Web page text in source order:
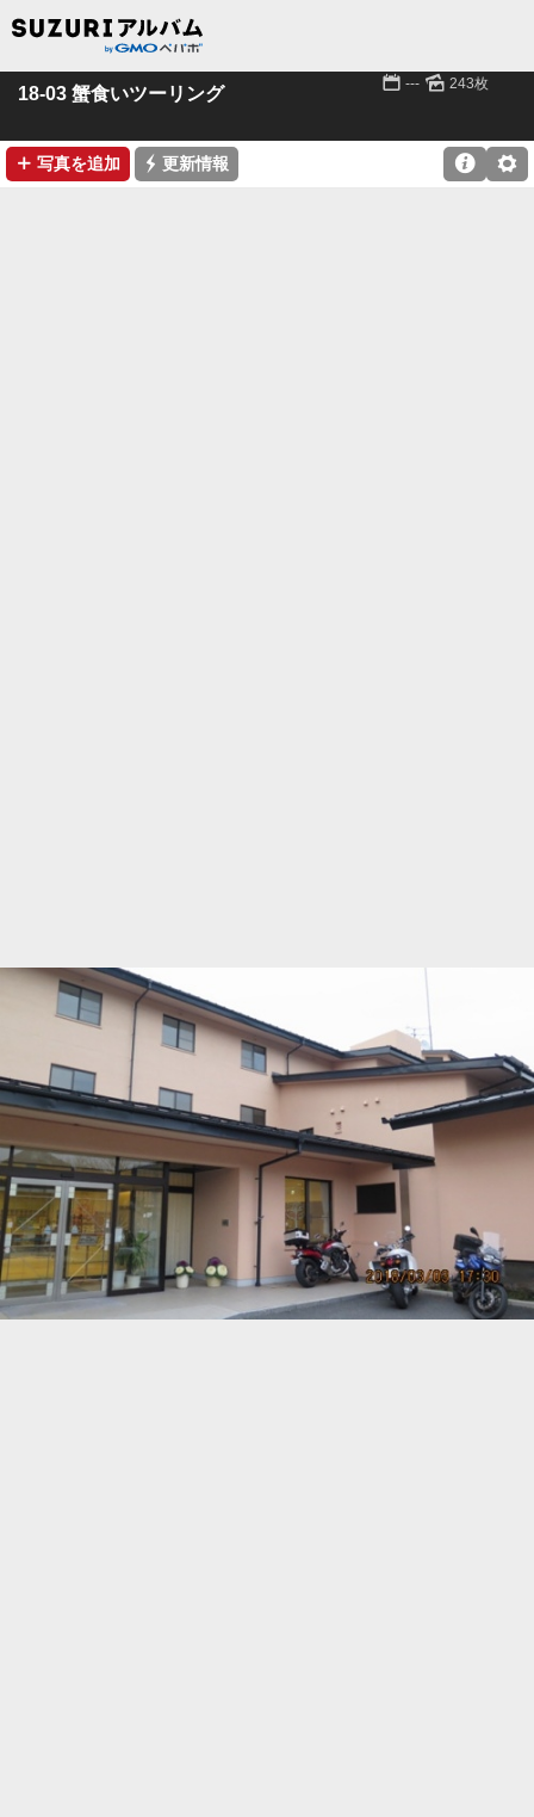
18-03 蟹食いツーリング 📅 --- 🌄 243枚
➕ 写真を追加 ⚡ 更新情報 ⚙
